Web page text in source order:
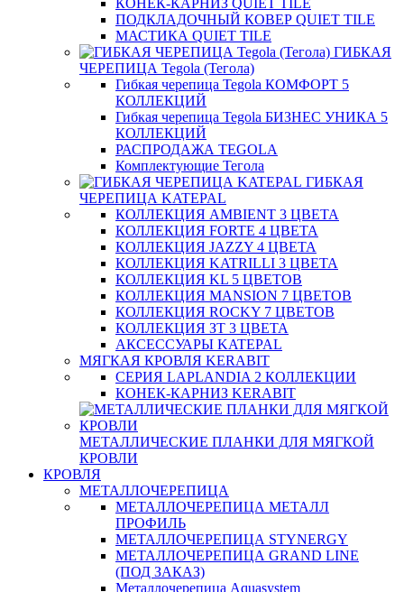
КОНЕК-КАРНИЗ QUIET TILE
ПОДКЛАДОЧНЫЙ КОВЕР QUIET TILE
МАСТИКА QUIET TILE
ГИБКАЯ
ЧЕРЕПИЦА Tegola (Тегола)
Гибкая черепица Tegola КОМФОРТ 5
КОЛЛЕКЦИЙ
Гибкая черепица Tegola БИЗНЕС УНИКА 5
КОЛЛЕКЦИЙ
РАСПРОДАЖА TEGOLA
Комплектующие Тегола
ГИБКАЯ
ЧЕРЕПИЦА KATEPAL
КОЛЛЕКЦИЯ AMBIENT 3 ЦВЕТА
КОЛЛЕКЦИЯ FORTE 4 ЦВЕТА
КОЛЛЕКЦИЯ JAZZY 4 ЦВЕТА
КОЛЛЕКЦИЯ KATRILLI 3 ЦВЕТА
КОЛЛЕКЦИЯ KL 5 ЦВЕТОВ
КОЛЛЕКЦИЯ MANSION 7 ЦВЕТОВ
КОЛЛЕКЦИЯ ROCKY 7 ЦВЕТОВ
КОЛЛЕКЦИЯ ЗТ 3 ЦВЕТА
АКСЕССУАРЫ KATEPAL
МЯГКАЯ КРОВЛЯ KERABIT
СЕРИЯ LAPLANDIA 2 КОЛЛЕКЦИИ
КОНЕК-КАРНИЗ KERABIT
МЕТАЛЛИЧЕСКИЕ ПЛАНКИ ДЛЯ МЯГКОЙ
КРОВЛИ
КРОВЛЯ
МЕТАЛЛОЧЕРЕПИЦА
МЕТАЛЛОЧЕРЕПИЦА МЕТАЛЛ
ПРОФИЛЬ
МЕТАЛЛОЧЕРЕПИЦА STYNERGY
МЕТАЛЛОЧЕРЕПИЦА GRAND LINE
(ПОД ЗАКАЗ)
Металлочерепица Aquasystem